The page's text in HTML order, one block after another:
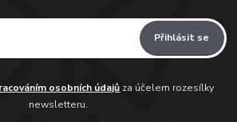
Přihlásit se
osobních údajů za účelem rozesílky
newsletteru.